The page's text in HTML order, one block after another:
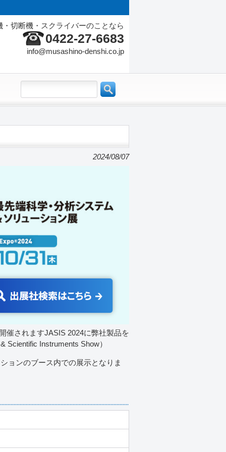
・切断機・スクライバーのことなら
0422-27-6683
info@musashino-denshi.co.jp
2024/08/07
催されますJASIS 2024に弊社製品を
Scientific Instruments Show）
ョンのブース内での展示となりま